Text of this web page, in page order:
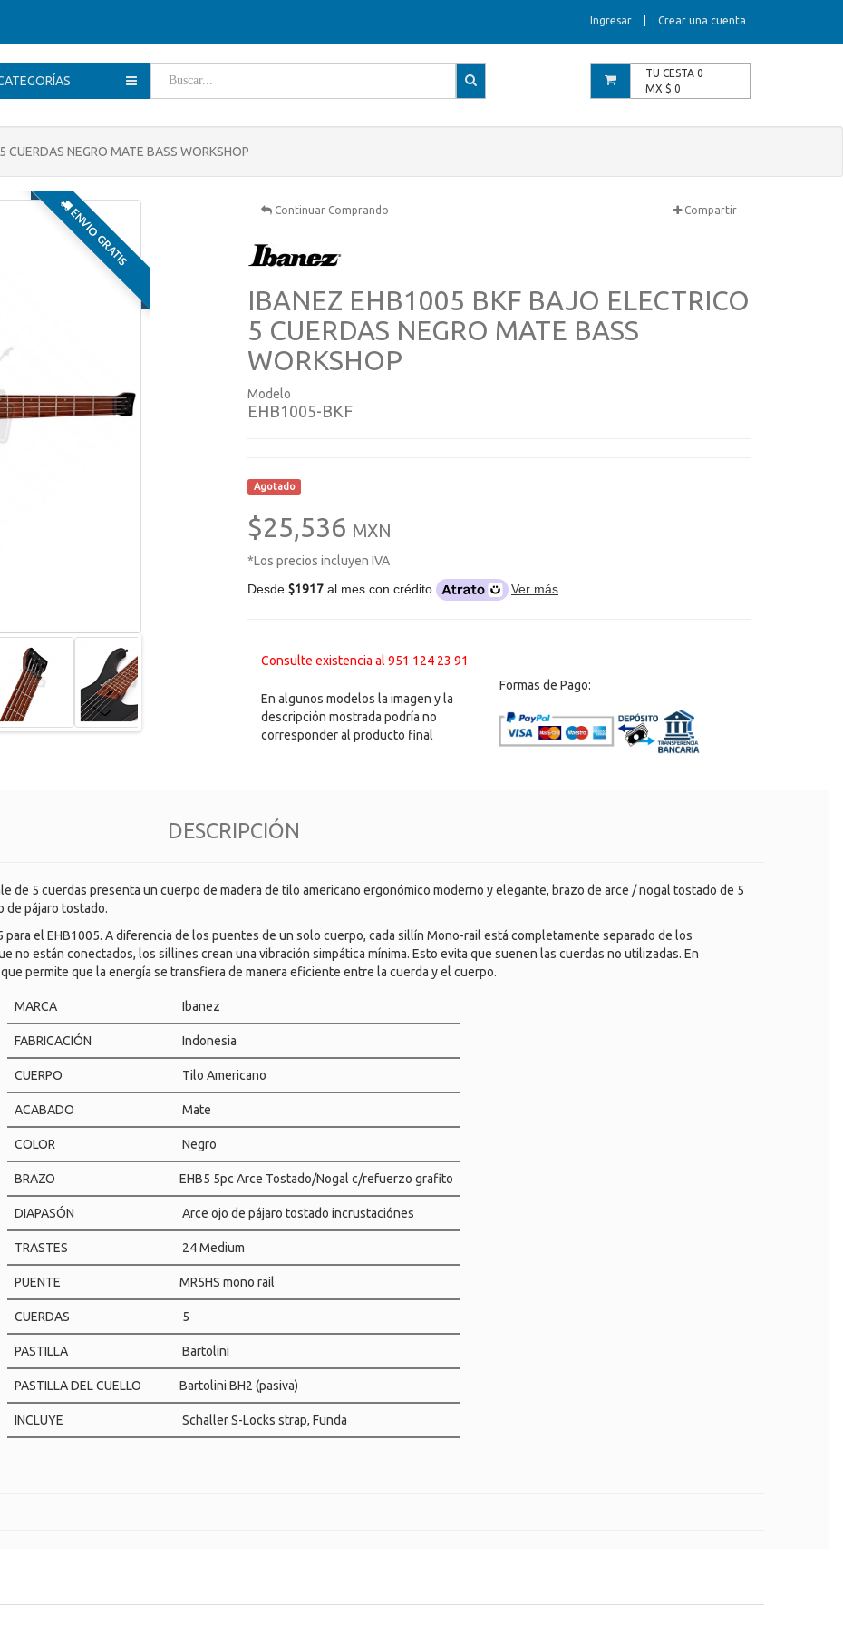
Ingresar Crear una cuenta
TU CESTA 0
MX $ 0
NEGRO MATE BASS WORKSHOP
ENVIO GRATIS Continuar Comprando Compartir
IBANEZ EHB1005 BKF BAJO ELECTRICO
5 CUERDAS NEGRO MATE BASS
WORKSHOP
Modelo
EHB1005-BKF
Agotado
$25,536 MXN
*Los precios incluyen IVA
Desde $1917 al mes con crédito Ver más
Consulte existencia al 951 124 23 91
En algunos modelos la imagen y la
descripción mostrada podría no
corresponder al producto final
Formas de Pago:
DESCRIPCIÓN
de 5 cuerdas presenta un cuerpo de madera de tilo americano ergonómico moderno y elegante, brazo de arce / nogal tostado de 5
de pájaro tostado.
el EHB1005. A diferencia de los puentes de un solo cuerpo, cada sillín Mono-rail está completamente separado de los
no están conectados, los sillines crean una vibración simpática mínima. Esto evita que suenen las cuerdas no utilizadas. En
permite que la energía se transfiera de manera eficiente entre la cuerda y el cuerpo.
MARCA Ibanez
FABRICACIÓN Indonesia
CUERPO Tilo Americano
ACABADO Mate
COLOR Negro
BRAZO EHB5 5pc Arce Tostado/Nogal c/refuerzo grafito
DIAPASÓN Arce ojo de pájaro tostado incrustaciónes
TRASTES 24 Medium
PUENTE MR5HS mono rail
CUERDAS 5
PASTILLA Bartolini
PASTILLA DEL CUELLO Bartolini BH2 (pasiva)
INCLUYE Schaller S-Locks strap, Funda